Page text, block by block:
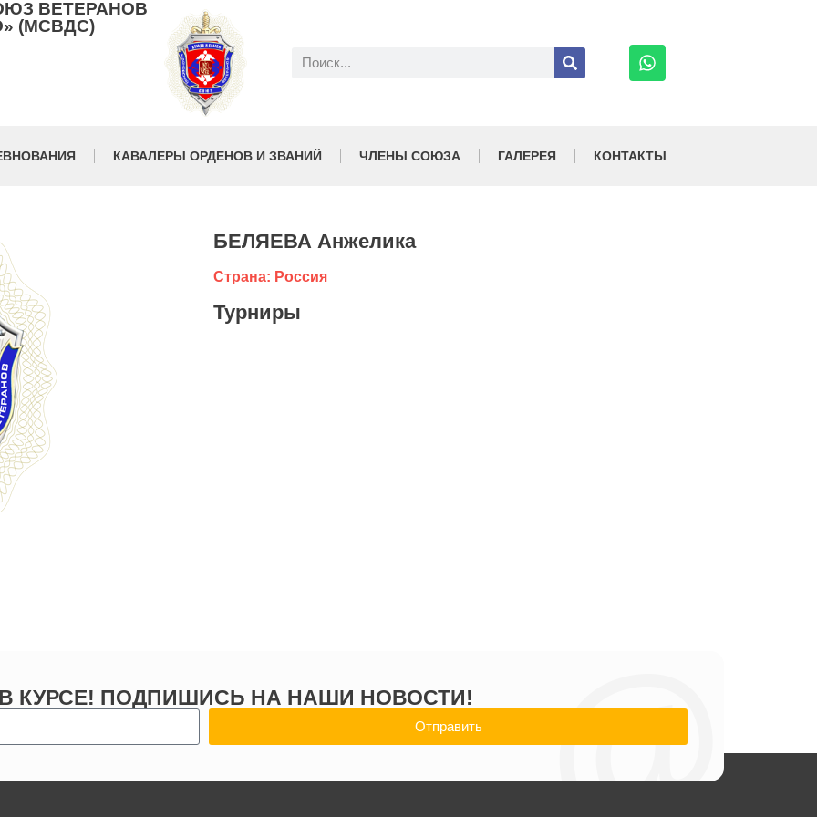
ВЕТЕРАНОВ
(МСВДС)
КАВАЛЕРЫ ОРДЕНОВ И ЗВАНИЙ ЧЛЕНЫ СОЮЗА ГАЛЕРЕЯ КОНТАКТЫ
БЕЛЯЕВА Анжелика
Страна: Россия
Турниры
@
КУРСЕ! ПОДПИШИСЬ НА НАШИ НОВОСТИ!
Отправить